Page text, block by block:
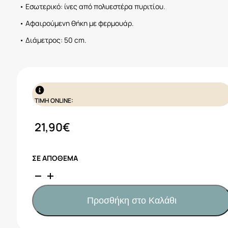
• Εσωτερικό: ίνες από πολυεστέρα πυριτίου.
• Αφαιρούμενη θήκη με φερμουάρ.
• Διάμετρος: 50 cm.
ΤΙΜΗ ONLINE:
21,90€
ΣΕ ΑΠΌΘΕΜΑ
Kikka
Boo
Μαξιλάρι
Θηλασμού
Προσθήκη στο Καλάθι